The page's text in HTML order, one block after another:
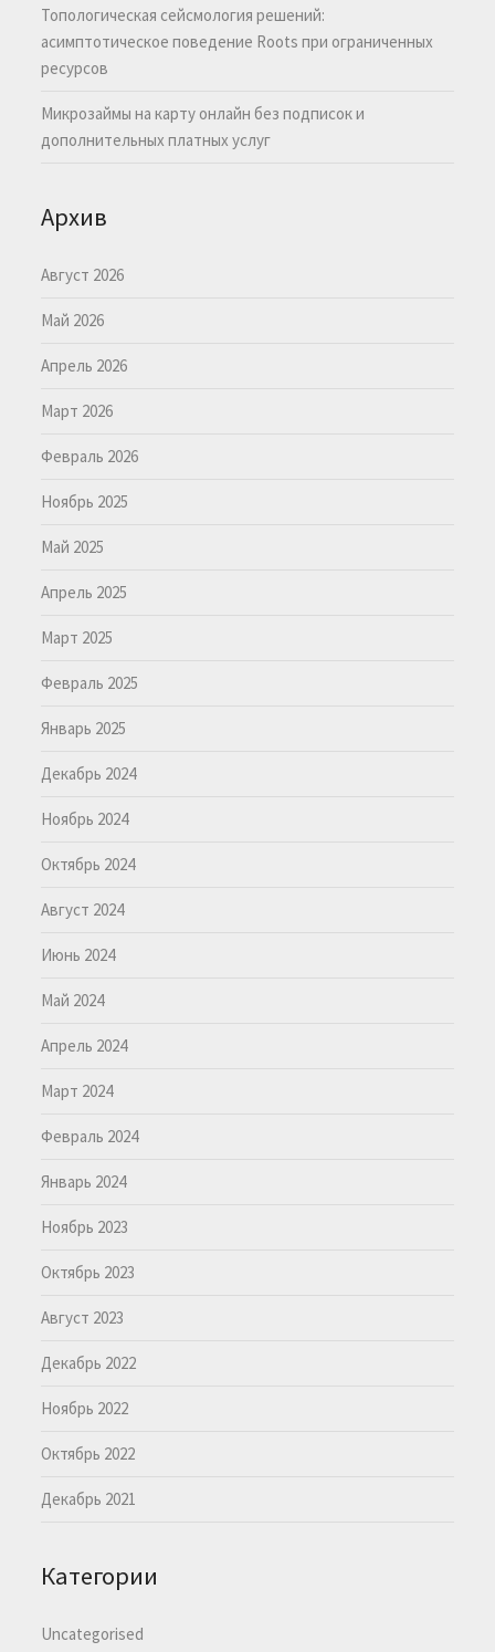
Топологическая сейсмология решений:
асимптотическое поведение Roots при ограниченных
ресурсов
Микрозаймы на карту онлайн без подписок и
дополнительных платных услуг
Архив
Август 2026
Май 2026
Апрель 2026
Март 2026
Февраль 2026
Ноябрь 2025
Май 2025
Апрель 2025
Март 2025
Февраль 2025
Январь 2025
Декабрь 2024
Ноябрь 2024
Октябрь 2024
Август 2024
Июнь 2024
Май 2024
Апрель 2024
Март 2024
Февраль 2024
Январь 2024
Ноябрь 2023
Октябрь 2023
Август 2023
Декабрь 2022
Ноябрь 2022
Октябрь 2022
Декабрь 2021
Категории
Uncategorised